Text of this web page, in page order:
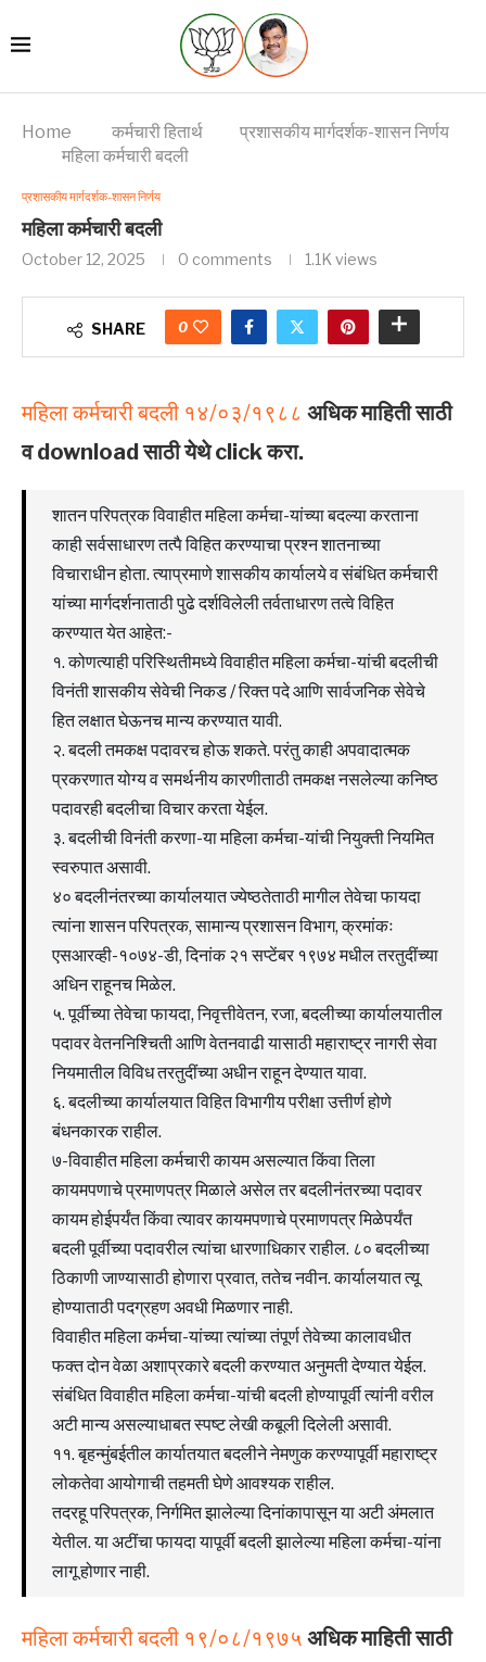
Home कर्मचारी हितार्थ
प्रशासकीय मार्गदर्शक-शासन निर्णय
महिला कर्मचारी बदली
प्रशासकीय मार्गदर्शक-शासन निर्णय
महिला कर्मचारी बदली
October 12, 2025 0 comments 1.1K views
SHARE 0
महिला कर्मचारी बदली १४/०३/१९८८ अधिक माहिती साठी
व download साठी येथे click करा.
शातन परिपत्रक विवाहीत महिला कर्मचा-यांच्या बदल्या करताना
काही सर्वसाधारण तत्पै विहित करण्याचा प्रश्न शातनाच्या
विचाराधीन होता. त्याप्रमाणे शासकीय कार्यालये व संबंधित कर्मचारी
यांच्या मार्गदर्शनाताठी पुढे दर्शविलेली तर्वताधारण तत्वे विहित
करण्यात येत आहेत:-
१. कोणत्याही परिस्थितीमध्ये विवाहीत महिला कर्मचा-यांची बदलीची
विनंती शासकीय सेवेची निकड / रिक्त पदे आणि सार्वजनिक सेवेचे
हित लक्षात घेऊनच मान्य करण्यात यावी.
२. बदली तमकक्ष पदावरच होऊ शकते. परंतु काही अपवादात्मक
प्रकरणात योग्य व समर्थनीय कारणीताठी तमकक्ष नसलेल्या कनिष्ठ
पदावरही बदलीचा विचार करता येईल.
३. बदलीची विनंती करणा-या महिला कर्मचा-यांची नियुक्ती नियमित
स्वरुपात असावी.
४० बदलीनंतरच्या कार्यालयात ज्येष्ठतेताठी मागील तेवेचा फायदा
त्यांना शासन परिपत्रक, सामान्य प्रशासन विभाग, क्रमांकः
एसआरव्ही-१०७४-डी, दिनांक २१ सप्टेंबर १९७४ मधील तरतुदींच्या
अधिन राहूनच मिळेल.
५. पूर्वीच्या तेवेचा फायदा, निवृत्तीवेतन, रजा, बदलीच्या कार्यालयातील
पदावर वेतननिश्चिती आणि वेतनवाढी यासाठी महाराष्ट्र नागरी सेवा
नियमातील विविध तरतुदींच्या अधीन राहून देण्यात यावा.
६. बदलीच्या कार्यालयात विहित विभागीय परीक्षा उत्तीर्ण होणे
बंधनकारक राहील.
७-विवाहीत महिला कर्मचारी कायम असल्यात किंवा तिला
कायमपणाचे प्रमाणपत्र मिळाले असेल तर बदलीनंतरच्या पदावर
कायम होईपर्यंत किंवा त्यावर कायमपणाचे प्रमाणपत्र मिळेपर्यंत
बदली पूर्वीच्या पदावरील त्यांचा धारणाधिकार राहील. ८० बदलीच्या
ठिकाणी जाण्यासाठी होणारा प्रवात, ततेच नवीन. कार्यालयात त्यू
होण्याताठी पदग्रहण अवधी मिळणार नाही.
विवाहीत महिला कर्मचा-यांच्या त्यांच्या तंपूर्ण तेवेच्या कालावधीत
फक्त दोन वेळा अशाप्रकारे बदली करण्यात अनुमती देण्यात येईल.
संबंधित विवाहीत महिला कर्मचा-यांची बदली होण्यापूर्वी त्यांनी वरील
अटी मान्य असल्याधाबत स्पष्ट लेखी कबूली दिलेली असावी.
११. बृहन्मुंबईतील कार्यातयात बदलीने नेमणुक करण्यापूर्वी महाराष्ट्र
लोकतेवा आयोगाची तहमती घेणे आवश्यक राहील.
तदरहू परिपत्रक, निर्गमित झालेल्या दिनांकापासून या अटी अंमलात
येतील. या अटींचा फायदा यापूर्वी बदली झालेल्या महिला कर्मचा-यांना
लागू होणार नाही.
महिला कर्मचारी बदली १९/०८/१९७५ अधिक माहिती साठी